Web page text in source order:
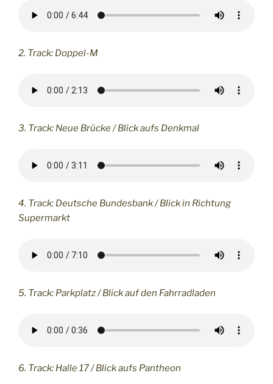
2. Track: Doppel-M
3. Track: Neue Brücke / Blick aufs Denkmal
4. Track: Deutsche Bundesbank / Blick in Richtung
Supermarkt
5. Track: Parkplatz / Blick auf den Fahrradladen
6. Track: Halle 17 / Blick aufs Pantheon